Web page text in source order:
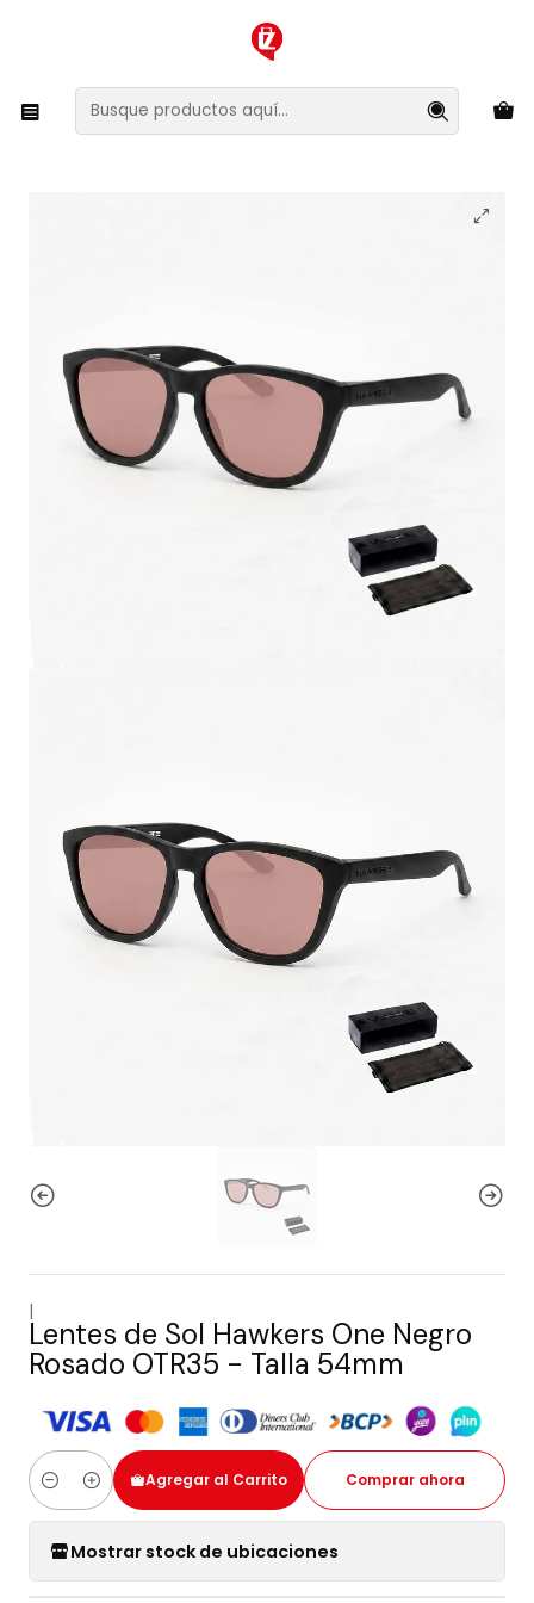
XMAS SALE ¡Compra antes de que la oferta termine!
Lentes y Accesorios Lentes de Sol
Lentes de Sol Hawkers One Negro Rosado OTR35 - Talla
54mm
|
Lentes de Sol Hawkers One Negro
Rosado OTR35 - Talla 54mm
Cantidad
Agregar al Carrito Comprar ahora
Mostrar stock de ubicaciones